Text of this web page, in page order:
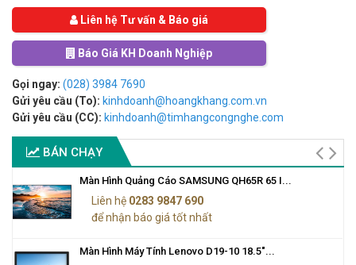
Liên hệ Tư vấn & Báo giá
Báo Giá KH Doanh Nghiệp
Gọi ngay: (028) 3984 7690
Gửi yêu cầu (To): kinhdoanh@hoangkhang.com.vn
Gửi yêu cầu (CC): kinhdoanh@timhangcongnghe.com
BÁN CHẠY
Màn Hình Quảng Cáo SAMSUNG QH65R 65 I...
Liên hệ 0283 9847 690
để nhận báo giá tốt nhất
Màn Hình Máy Tính Lenovo D19-10 18.5"...